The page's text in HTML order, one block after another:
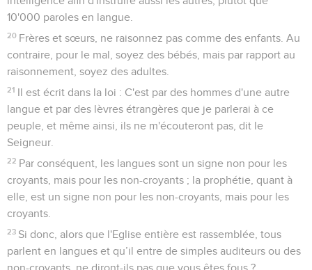
10'000 paroles en langue.
20 Frères et sœurs, ne raisonnez pas comme des enfants. Au
contraire, pour le mal, soyez des bébés, mais par rapport au
raisonnement, soyez des adultes.
21 Il est écrit dans la loi : C'est par des hommes d'une autre
langue et par des lèvres étrangères que je parlerai à ce
peuple, et même ainsi, ils ne m'écouteront pas, dit le
Seigneur.
22 Par conséquent, les langues sont un signe non pour les
croyants, mais pour les non-croyants ; la prophétie, quant à
elle, est un signe non pour les non-croyants, mais pour les
croyants.
23 Si donc, alors que l'Eglise entière est rassemblée, tous
parlent en langues et qu’il entre de simples auditeurs ou des
non-croyants, ne diront-ils pas que vous êtes fous ?